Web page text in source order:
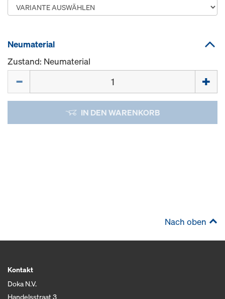
Neumaterial
Zustand: Neumaterial
IN DEN WARENKORB
Nach oben
Kontakt
Doka N.V.
Handelsstraat 3